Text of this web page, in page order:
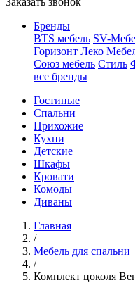
Бренды
BTS мебель SV-
Горизонт Леко
Союз мебель Стиль
все бренды
Гостиные
Спальни
Прихожие
Кухни
Детские
Шкафы
Кровати
Комоды
Диваны
Главная
/
Мебель для спальни
/
Комплект цоколя